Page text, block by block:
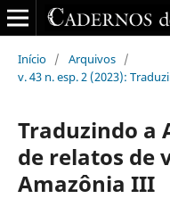
Início / Arquivos /
v. 43 n. esp. 2 (2023):
Traduzindo a
de relatos de
Amazônia III